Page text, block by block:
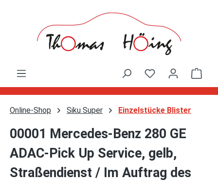
Online-Shop Siku Super Einzelstücke Blister
00001 Mercedes-Benz 280 GE
ADAC-Pick Up Service, gelb,
Straßendienst / Im Auftrag des